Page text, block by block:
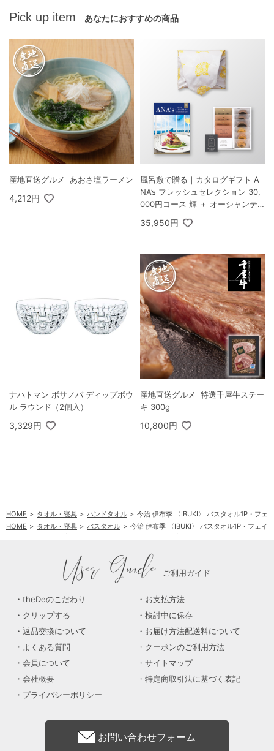
Pick up item あなたにおすすめの商品
産地直送グルメ│あおさ塩ラーメン
4,212円
風呂敷で贈る｜カタログギフト A
NA’s フレッシュセレクション 30,
000円コース 輝 ＋ オーシャンテ
ット A
35,950円
ナハトマン ボサノバ ディップボウ
ル ラウンド（2個入）
3,329円
産地直送グルメ│特選千屋牛ステー
キ 300g
10,800円
HOME タオル・寝具 ハンドタオル
今治 伊布季 〈IBUKI〉 バスタオル1P・フェ
HOME
タオル・寝具 バスタオル
今治 伊布季 〈IBUKI〉 バスタオル1P・フェイ
User Guide ご利用ガイド
theDeのこだわり
お支払方法
クリップする
検討中に保存
返品交換について
お届け方法配送料について
よくある質問
クーポンのご利用方法
会員について
サイトマップ
会社概要
特定商取引法に基づく表記
プライバシーポリシー
お問い合わせフォーム